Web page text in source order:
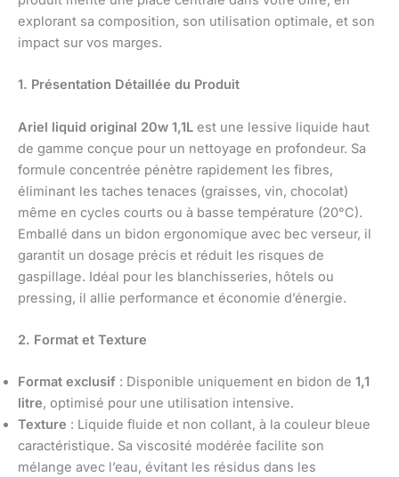
explorant sa composition, son utilisation optimale, et son
impact sur vos marges.
1. Présentation Détaillée du Produit
Ariel liquid original 20w 1,1L est une lessive liquide haut
de gamme conçue pour un nettoyage en profondeur. Sa
formule concentrée pénètre rapidement les fibres,
éliminant les taches tenaces (graisses, vin, chocolat)
même en cycles courts ou à basse température (20°C).
Emballé dans un bidon ergonomique avec bec verseur, il
garantit un dosage précis et réduit les risques de
gaspillage. Idéal pour les blanchisseries, hôtels ou
pressing, il allie performance et économie d’énergie.
2. Format et Texture
Format exclusif : Disponible uniquement en bidon de 1,1
litre, optimisé pour une utilisation intensive.
Texture : Liquide fluide et non collant, à la couleur bleue
caractéristique. Sa viscosité modérée facilite son
mélange avec l’eau, évitant les résidus dans les